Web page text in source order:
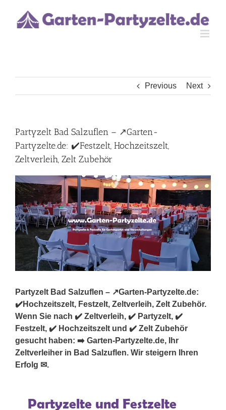
content
Previous Next
Partyzelt Bad Salzuflen – ↗️Garten-
Partyzelte.de: ✔️Festzelt, Hochzeitszelt,
Zeltverleih, Zelt Zubehör
Partyzelt Bad Salzuflen – ↗️Garten-Partyzelte.de:
✔️Hochzeitszelt, Festzelt, Zeltverleih, Zelt Zubehör.
Wenn Sie nach ✔️ Zeltverleih, ✔️ Partyzelt, ✔️
Festzelt, ✔️ Hochzeitszelt und ✔️ Zelt Zubehör
gesucht haben: ➡️ Garten-Partyzelte.de, Ihr
Zeltverleiher in Bad Salzuflen. Wir steigern Ihren
Erfolg ✉.
Partyzelte und Festzelte